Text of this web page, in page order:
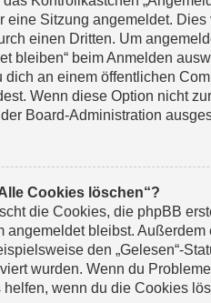
eine Sitzung angemeldet.
einen Dritten. Um
bleiben“ beim Anmelden
dich an einem öffentlichen
Wenn diese Option nicht
Board-Administration
Cookies löschen“?
die Cookies, die phpBB
angemeldet bleibst.
den „Gelesen“-
wurden. Wenn du
wenn du die Cookies